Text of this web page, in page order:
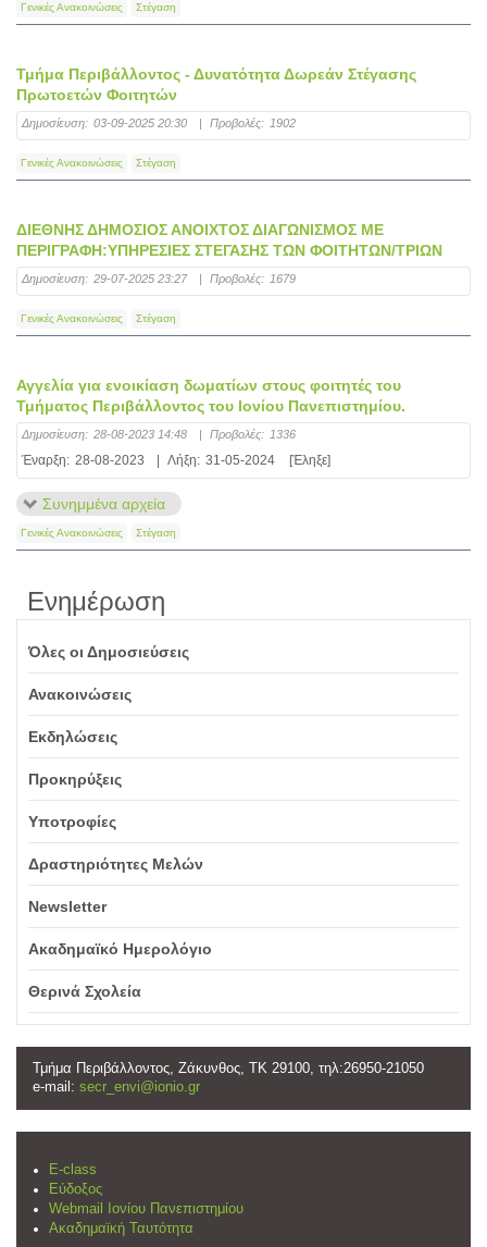
Γενικές Ανακοινώσεις Στέγαση
Τμήμα Περιβάλλοντος - Δυνατότητα Δωρεάν Στέγασης
Πρωτοετών Φοιτητών
Δημοσίευση: 03-09-2025 20:30 | Προβολές: 1902
Γενικές Ανακοινώσεις Στέγαση
ΔΙΕΘΝΗΣ ΔΗΜΟΣΙΟΣ ΑΝΟΙΧΤΟΣ ΔΙΑΓΩΝΙΣΜΟΣ ΜΕ
ΠΕΡΙΓΡΑΦΗ:ΥΠΗΡΕΣΙΕΣ ΣΤΕΓΑΣΗΣ ΤΩΝ ΦΟΙΤΗΤΩΝ/ΤΡΙΩΝ
Δημοσίευση: 29-07-2025 23:27 | Προβολές: 1679
Γενικές Ανακοινώσεις Στέγαση
Αγγελία για ενοικίαση δωματίων στους φοιτητές του
Τμήματος Περιβάλλοντος του Ιονίου Πανεπιστημίου.
Δημοσίευση: 28-08-2023 14:48 | Προβολές: 1336
Έναρξη: 28-08-2023 Λήξη: 31-05-2024 [Έληξε]
Συνημμένα αρχεία
Γενικές Ανακοινώσεις Στέγαση
Ενημέρωση
Όλες οι Δημοσιεύσεις
Ανακοινώσεις
Εκδηλώσεις
Προκηρύξεις
Υποτροφίες
Δραστηριότητες Μελών
Newsletter
Ακαδημαϊκό Ημερολόγιο
Θερινά Σχολεία
Τμήμα Περιβάλλοντος, Ζάκυνθος, ΤΚ 29100, τηλ:26950-21050
e-mail: secr_envi@ionio.gr
E-class
Εύδοξος
Webmail Ιονίου Πανεπιστημίου
Ακαδημαϊκή Ταυτότητα